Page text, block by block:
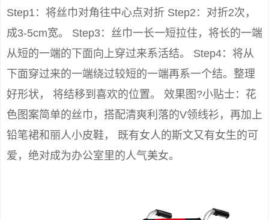
Step1：将丝巾对角往中心点对折 Step2：对折2次，
成3-5cm宽。 Step3：丝巾一长一短拉住，将长的一端
从短的一端的下面向上穿过来系活结。 Step4：将从
下面穿过来的一端绕过较短的一端再系一个结。整理
好形状， 将结移到喜欢的位置。 效果图?小贴士：花
色图案简单的丝巾，搭配清爽利落的V领线衫，再加上
铅笔裙和丽人小皮鞋， 既有女人的斯文又有女生的可
爱，绝对成为办公室里的人气美女。